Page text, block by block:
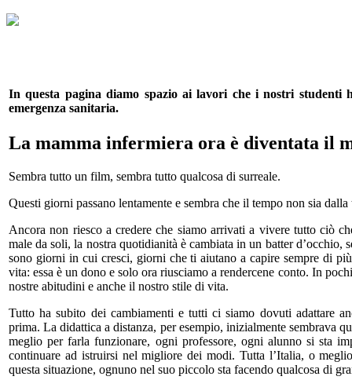
In questa pagina diamo spazio ai lavori che i nostri studenti
emergenza sanitaria.
La mamma infermiera ora è diventata il
Sembra tutto un film, sembra tutto qualcosa di surreale.
Questi giorni passano lentamente e sembra che il tempo non sia dalla
Ancora non riesco a credere che siamo arrivati a vivere tutto ciò
male da soli, la nostra quotidianità è cambiata in un batter d’occhio,
sono giorni in cui cresci, giorni che ti aiutano a capire sempre di
vita: essa è un dono e solo ora riusciamo a rendercene conto. In
nostre abitudini e anche il nostro stile di vita.
Tutto ha subito dei cambiamenti e tutti ci siamo dovuti adattare
prima. La didattica a distanza, per esempio, inizialmente sembrava
meglio per farla funzionare, ogni professore, ogni alunno si sta
continuare ad istruirsi nel migliore dei modi. Tutta l’Italia, o
questa situazione, ognuno nel suo piccolo sta facendo qualcosa di